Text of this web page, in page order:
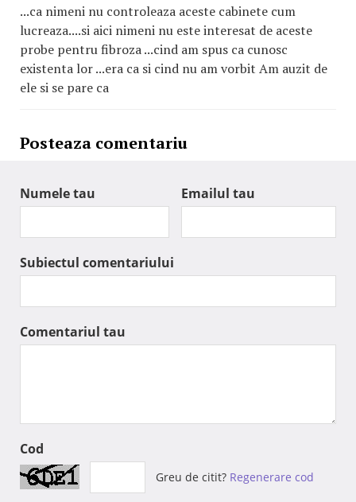
...ca nimeni nu controleaza aceste cabinete cum
lucreaza....si aici nimeni nu este interesat de aceste
probe pentru fibroza ...cind am spus ca cunosc
existenta lor ...era ca si cind nu am vorbit Am auzit de
ele si se pare ca
Posteaza comentariu
Numele tau Emailul tau
Subiectul comentariului
Comentariul tau
Cod
Greu de citit? Regenerare cod